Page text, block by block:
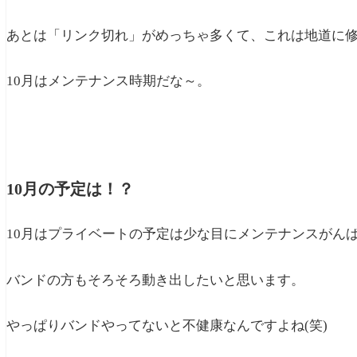
あとは「リンク切れ」がめっちゃ多くて、これは地道に修
10月はメンテナンス時期だな～。
10月の予定は！？
10月はプライベートの予定は少な目にメンテナンスがんば
バンドの方もそろそろ動き出したいと思います。
やっぱりバンドやってないと不健康なんですよね(笑)